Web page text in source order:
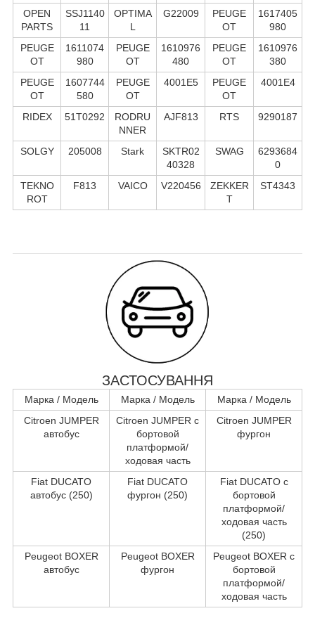
OPEN
PARTS
SSJ1140
11
OPTIMA
L
G22009
PEUGE
OT
1617405
980
PEUGE
OT
1611074
980
PEUGE
OT
1610976
480
PEUGE
OT
1610976
380
PEUGE
OT
1607744
580
PEUGE
OT
4001E5
PEUGE
OT
4001E4
RIDEX 51T0292
RODRU
NNER
AJF813 RTS 9290187
SOLGY 205008 Stark
SKTR02
40328
SWAG
6293684
0
TEKNO
ROT
F813 VAICO V220456
ZEKKER
T
ST4343
ЗАСТОСУВАННЯ
Марка / Модель Марка / Модель
Марка / Модель
Citroen JUMPER
автобус
Citroen JUMPER c
бортовой
платформой/
ходовая часть
Citroen JUMPER
фургон
Fiat DUCATO
автобус (250)
Fiat DUCATO
фургон (250)
Fiat DUCATO c
бортовой
платформой/
ходовая часть
(250)
Peugeot BOXER
автобус
Peugeot BOXER
фургон
Peugeot BOXER c
бортовой
платформой/
ходовая часть